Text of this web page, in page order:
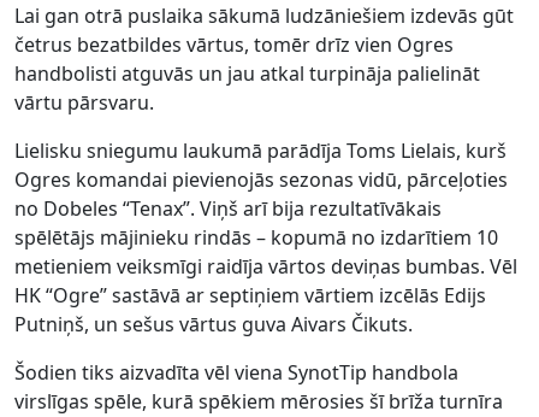
Lai gan otrā puslaika sākumā ludzāniešiem izdevās gūt
četrus bezatbildes vārtus, tomēr drīz vien Ogres
handbolisti atguvās un jau atkal turpināja palielināt
vārtu pārsvaru.
Lielisku sniegumu laukumā parādīja Toms Lielais, kurš
Ogres komandai pievienojās sezonas vidū, pārceļoties
no Dobeles “Tenax”. Viņš arī bija rezultatīvākais
spēlētājs mājinieku rindās – kopumā no izdarītiem 10
metieniem veiksmīgi raidīja vārtos deviņas bumbas. Vēl
HK “Ogre” sastāvā ar septiņiem vārtiem izcēlās Edijs
Putniņš, un sešus vārtus guva Aivars Čikuts.
Šodien tiks aizvadīta vēl viena SynotTip handbola
virslīgas spēle, kurā spēkiem mērosies šī brīža turnīra